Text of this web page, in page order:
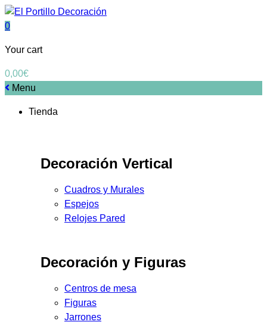
0
Your cart
0,00€
Menu
Tienda
Decoración Vertical
Cuadros y Murales
Espejos
Relojes Pared
Decoración y Figuras
Centros de mesa
Figuras
Jarrones